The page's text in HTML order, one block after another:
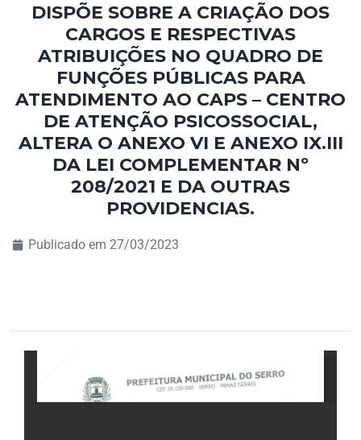
DISPÕE SOBRE A CRIAÇÃO DOS
CARGOS E RESPECTIVAS
ATRIBUIÇÕES NO QUADRO DE
FUNÇÕES PÚBLICAS PARA
ATENDIMENTO AO CAPS – CENTRO
DE ATENÇÃO PSICOSSOCIAL,
ALTERA O ANEXO VI E ANEXO IX.III
DA LEI COMPLEMENTAR Nº
208/2021 E DA OUTRAS
PROVIDENCIAS.
Publicado em 27/03/2023